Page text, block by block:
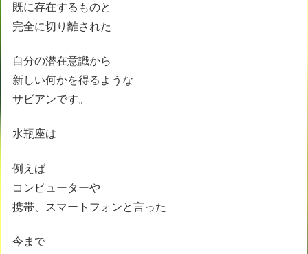
既に存在するものと
完全に切り離された
自分の潜在意識から
新しい何かを得るような
サビアンです。
水瓶座は
例えば
コンピューターや
携帯、スマートフォンと言った
今まで